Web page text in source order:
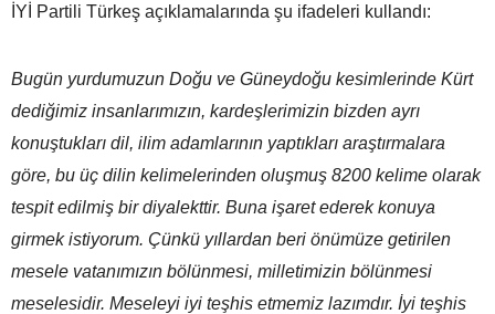
İYİ Partili Türkeş açıklamalarında şu ifadeleri kullandı:
Bugün yurdumuzun Doğu ve Güneydoğu kesimlerinde Kürt
dediğimiz insanlarımızın, kardeşlerimizin bizden ayrı
konuştukları dil, ilim adamlarının yaptıkları araştırmalara
göre, bu üç dilin kelimelerinden oluşmuş 8200 kelime olarak
tespit edilmiş bir diyalekttir. Buna işaret ederek konuya
girmek istiyorum. Çünkü yıllardan beri önümüze getirilen
mesele vatanımızın bölünmesi, milletimizin bölünmesi
meselesidir. Meseleyi iyi teşhis etmemiz lazımdır. İyi teşhis